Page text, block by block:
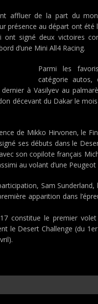
affluer de la part du
présence au départ ont été
signé deux victoires
d’une Mini All4 Racing.
Parmi les
catégorie autos,
à Vasilyev au
décevant du Dakar le
de Mikko Hirvonen, le
ses débuts dans le
son copilote français
au volant d’une Peugeot
Sam Sunderland,
apparition dans
constitue le premier
le Desert Challenge (du